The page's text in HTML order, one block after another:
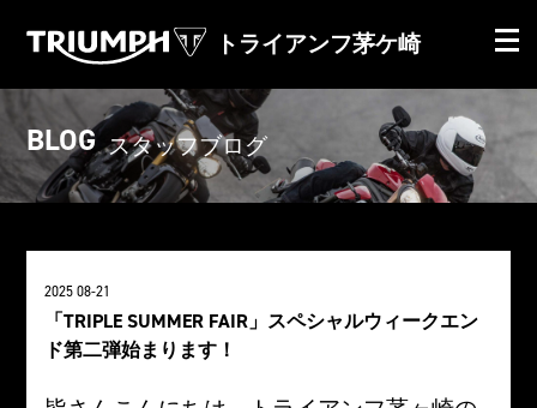
トライアンフ茅ケ崎
BLOG スタッフブログ
2025 08-21
「TRIPLE SUMMER FAIR」スペシャルウィークエン
ド第二弾始まります！